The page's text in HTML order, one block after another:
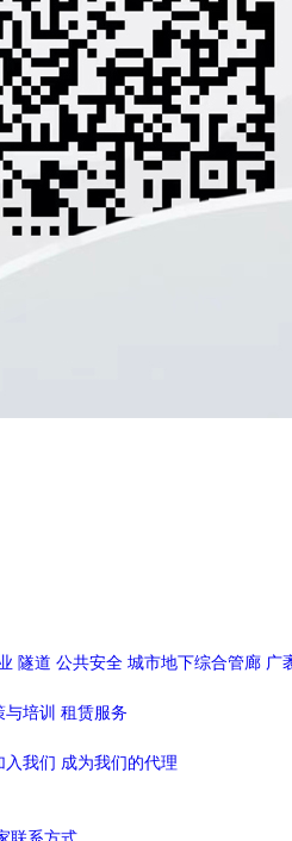
隧道 公共安全 城市地下综合管廊 广
与培训 租赁服务
入我们 成为我们的代理